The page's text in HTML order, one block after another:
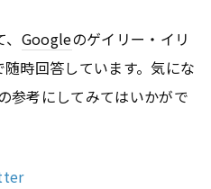
Googleのゲイリー・イリ
随時回答しています。気にな
参考にしてみてはいかがで